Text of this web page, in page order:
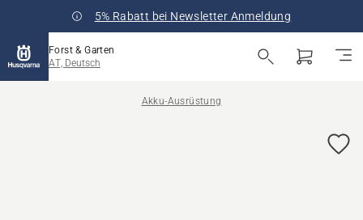
5% Rabatt bei Newsletter Anmeldung
Forst & Garten
AT, Deutsch
Akku-Ausrüstung